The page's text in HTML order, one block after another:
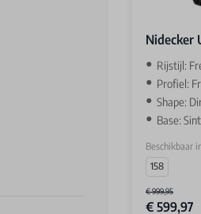
Nidecker
Rijstijl:
Profiel:
Shape:
Base:
Beschikbaar
158
€ 999,95
€ 599,97